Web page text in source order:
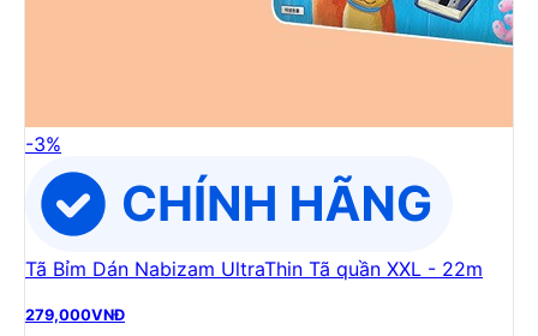
-3%
Tã Bỉm Dán Nabizam UltraThin Tã quần XXL - 22m
279,000VNĐ